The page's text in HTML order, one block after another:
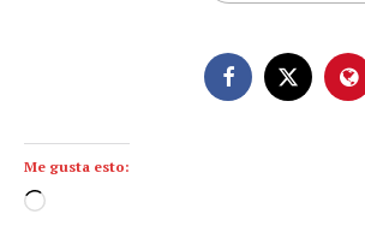
Me gusta esto:
C